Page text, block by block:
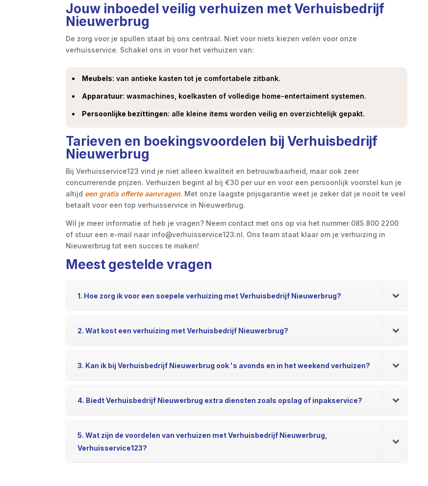
Jouw inboedel veilig verhuizen met Verhuisbedrijf
Nieuwerbrug
De zorg voor je spullen staat bij ons centraal. Niet voor niets kiezen velen voor onze
verhuisservice. Schakel ons in voor het verhuizen van:
Meubels: van antieke kasten tot je comfortabele zitbank.
Apparatuur: wasmachines, koelkasten of volledige home-entertaiment systemen.
Persoonlijke bezittingen: alle kleine items worden veilig en overzichtelijk gepakt.
Tarieven en boekingsvoordelen bij Verhuisbedrijf
Nieuwerbrug
Bij Verhuisservice123 vind je niet alleen kwaliteit en betrouwbaarheid, maar ook zeer
concurrerende prijzen. Verhuizen begint al bij €30 per uur en voor een persoonlijk voorstel kun je
altijd een gratis offerte aanvragen. Met onze laagste prijsgarantie weet je zeker dat je nooit te veel
betaalt voor een top verhuisservice in Nieuwerbrug.
Wil je meer informatie of heb je vragen? Neem contact met ons op via het nummer 085 800 2200
of stuur een e-mail naar info@verhuisservice123.nl. Ons team staat klaar om je verhuizing in
Nieuwerbrug tot een succes te maken!
Meest gestelde vragen
1. Hoe zorg ik voor een soepele verhuizing met Verhuisbedrijf Nieuwerbrug?
2. Wat kost een verhuizing met Verhuisbedrijf Nieuwerbrug?
3. Kan ik bij Verhuisbedrijf Nieuwerbrug ook 's avonds en in het weekend verhuizen?
4. Biedt Verhuisbedrijf Nieuwerbrug extra diensten zoals opslag of inpakservice?
5. Wat zijn de voordelen van verhuizen met Verhuisbedrijf Nieuwerbrug,
Verhuisservice123?